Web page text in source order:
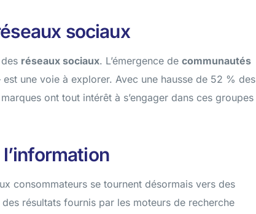
sociaux
réseaux sociaux. L’émergence decommunautés
une voie à explorer. Avec une hausse de 52 % des
ont tout intérêt à s’engager dans ces groupes
consommateurs se tournent désormais vers des
résultats fournis par les moteurs de recherche